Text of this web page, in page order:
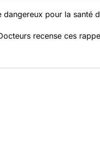
pour la santé
recense ces